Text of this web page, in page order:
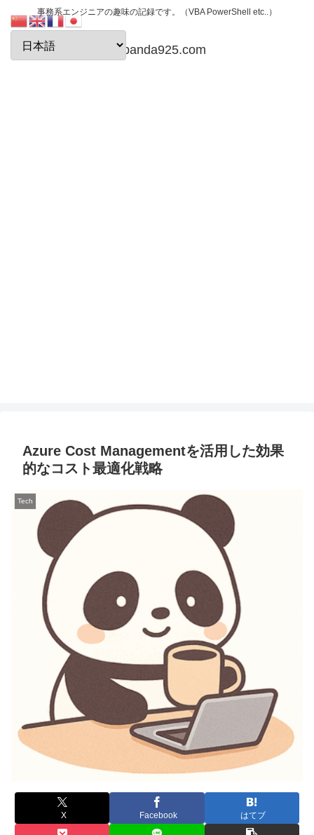
事務系エンジニアの趣味の記録です。（VBA PowerShell etc..）
papanda925.com
Azure Cost Managementを活用した効果
的なコスト最適化戦略
Tech
X Facebook はてブ